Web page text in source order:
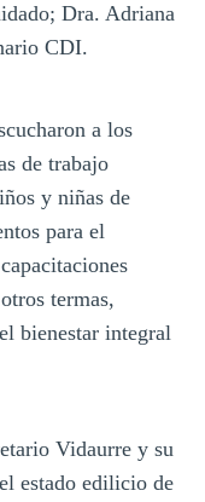
Dra. Adriana
CDI.
a los
de trabajo
y niñas de
para el
termas,
bienestar integral
Vidaurre y su
estado edilicio de